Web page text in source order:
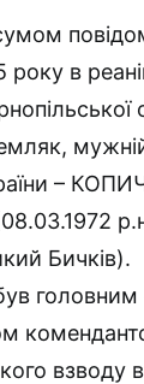
року в
мужній
–
Бичків).
взводу